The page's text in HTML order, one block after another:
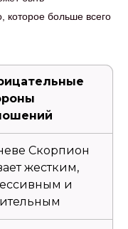
которое больше всего
Скорпион
жестким,
и